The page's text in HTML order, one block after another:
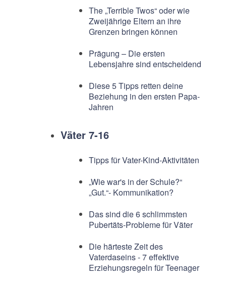
The „Terrible Twos“ oder wie
Zweijährige Eltern an ihre
Grenzen bringen können
Prägung – Die ersten
Lebensjahre sind entscheidend
Diese 5 Tipps retten deine
Beziehung in den ersten Papa-
Jahren
Väter 7-16
Tipps für Vater-Kind-Aktivitäten
„Wie war's in der Schule?“
„Gut.“- Kommunikation?
Das sind die 6 schlimmsten
Pubertäts-Probleme für Väter
Die härteste Zeit des
Vaterdaseins - 7 effektive
Erziehungsregeln für Teenager